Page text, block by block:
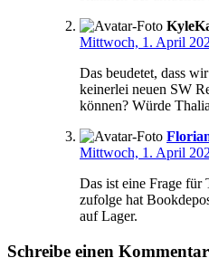
Mittwoch, 1. April
Das beudetet, dass
keinerlei neuen SW
können? Würde
Mittwoch, 1. April
Das ist eine Frage für
zufolge hat
auf Lager.
Schreibe einen Kommentar